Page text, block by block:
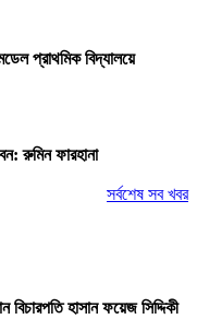
প্রাথমিক বিদ্যালয়ে
রুমিন ফারহানা
সর্বশেষ সব খবর
হাসান ফয়েজ সিদ্দিকী